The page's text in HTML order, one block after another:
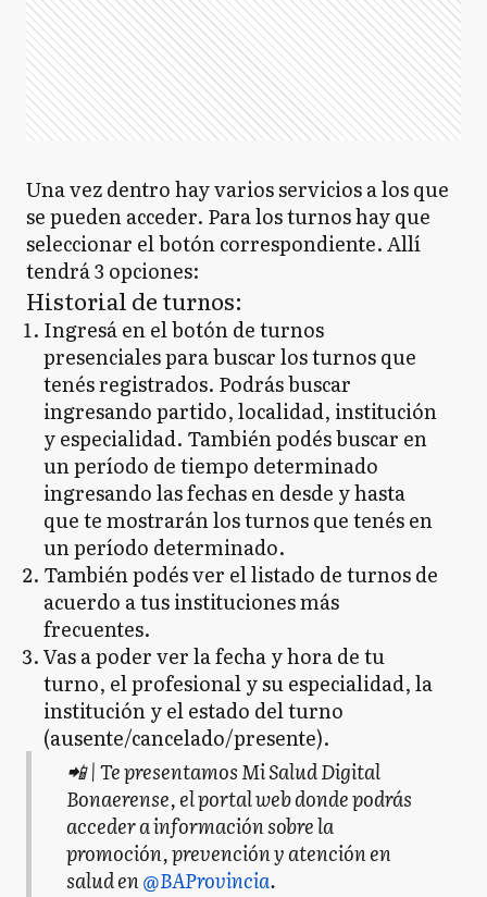
Una vez dentro hay varios servicios a los que
se pueden acceder. Para los turnos hay que
seleccionar el botón correspondiente. Allí
tendrá 3 opciones:
Historial de turnos:
Ingresá en el botón de turnos
presenciales para buscar los turnos que
tenés registrados. Podrás buscar
ingresando partido, localidad, institución
y especialidad. También podés buscar en
un período de tiempo determinado
ingresando las fechas en desde y hasta
que te mostrarán los turnos que tenés en
un período determinado.
También podés ver el listado de turnos de
acuerdo a tus instituciones más
frecuentes.
Vas a poder ver la fecha y hora de tu
turno, el profesional y su especialidad, la
institución y el estado del turno
(ausente/cancelado/presente).
📲 | Te presentamos Mi Salud Digital
Bonaerense, el portal web donde podrás
acceder a información sobre la
promoción, prevención y atención en
salud en@BAProvincia.